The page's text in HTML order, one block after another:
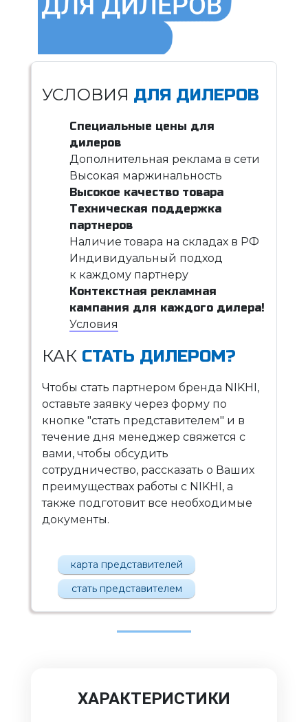
УСЛОВИЯ ДЛЯ ДИЛЕРОВ
Специальные цены для
дилеров
Дополнительная реклама в сети
Высокая маржинальность
Высокое качество товара
Техническая поддержка
партнеров
Наличие товара на складах в РФ
Индивидуальный подход
к каждому партнеру
Контекстная рекламная
кампания для каждого дилера!
Условия
КАК СТАТЬ ДИЛЕРОМ?
Чтобы стать партнером бренда NIKHI,
оставьте заявку через форму по
кнопке "стать представителем" и в
течение дня менеджер свяжется с
вами, чтобы обсудить
сотрудничество, рассказать о Ваших
преимуществах работы с NIKHI, а
также подготовит все необходимые
документы.
карта представителей
стать представителем
ХАРАКТЕРИСТИКИ